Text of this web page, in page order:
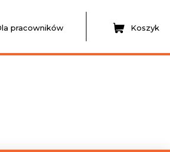
Dla pracowników Koszyk